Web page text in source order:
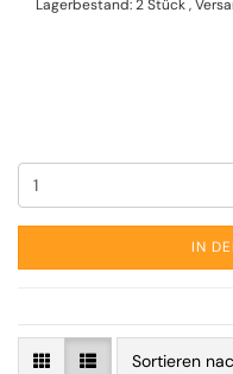
Lagerbestand: 2 Stück ,
IN
Sortieren